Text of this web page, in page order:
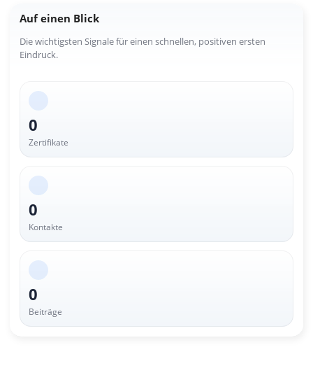
Auf einen Blick
Die wichtigsten Signale für einen schnellen, positiven ersten
Eindruck.
0
Zertifikate
0
Kontakte
0
Beiträge